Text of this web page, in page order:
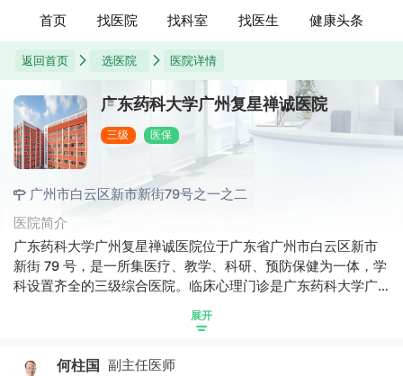
首页 找医院 找科室 找医生 健康头条
返回首页 选医院 医院详情
广东药科大学广州复星禅诚医院
三级 医保
广州市白云区新市新街79号之一之二
医院简介
广东药科大学广州复星禅诚医院位于广东省广州市白云区新市
新街 79 号，是一所集医疗、教学、科研、预防保健为一体，学
科设置齐全的三级综合医院。临床心理门诊是广东药科大学广
经验丰富,对复杂性疑难性精神心理疾病诊治有丰富的经验。精
神心理疾病领域的临床研究与实践工作，对精神分裂症、抑郁
展开
何柱国 副主任医师